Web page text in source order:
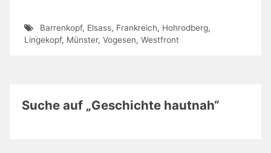
Barrenkopf, Elsass, Frankreich, Hohrodberg,
Lingekopf, Münster, Vogesen, Westfront
Suche auf „Geschichte hautnah“